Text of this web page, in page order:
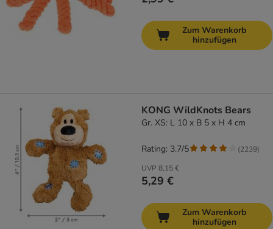
Zum Warenkorb
hinzufügen
KONG WildKnots Bears
Gr. XS: L 10 x B 5 x H 4 cm
UVP 8,15 €
5,29 €
Rating: 3.7/5 (2239)
Zum Warenkorb
hinzufügen